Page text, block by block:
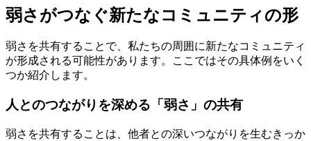
弱さがつなぐ新たなコミュニティの形
弱さを共有することで、私たちの周囲に新たなコミュニティ
が形成される可能性があります。ここではその具体例をいく
つか紹介します。
人とのつながりを深める「弱さ」の共有
弱さを共有することは、他者との深いつながりを生むきっか